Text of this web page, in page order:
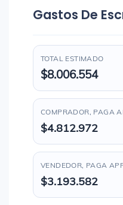
Gastos De
TOTAL ESTIMADO
$8.006.554
COMPRADOR, PAGA
$4.812.972
VENDEDOR, PAGA
$3.193.582